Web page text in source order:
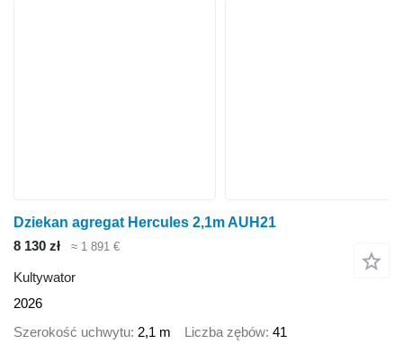
Dziekan agregat Hercules 2,1m AUH21
8 130 zł
≈ 1 891 €
Kultywator
2026
Szerokość uchwytu 2,1 m Liczba zębów 41